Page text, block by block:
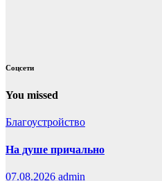
Соцсети
You missed
Благоустройство
На душе причально
07.08.2026 admin